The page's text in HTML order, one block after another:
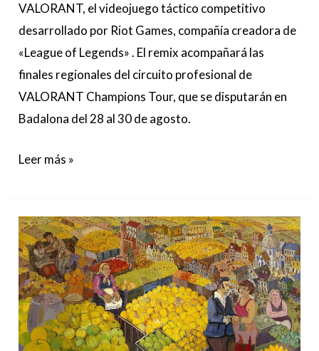
VALORANT, el videojuego táctico competitivo
desarrollado por Riot Games, compañía creadora de
«League of Legends» . El remix acompañará las
finales regionales del circuito profesional de
VALORANT Champions Tour, que se disputarán en
Badalona del 28 al 30 de agosto.
Leer más »
«Orgullo
y
vergüenza»
reconstruye
la
Polonia